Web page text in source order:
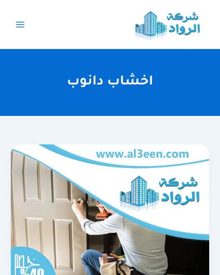
المحتوى
اخشاب دانوب